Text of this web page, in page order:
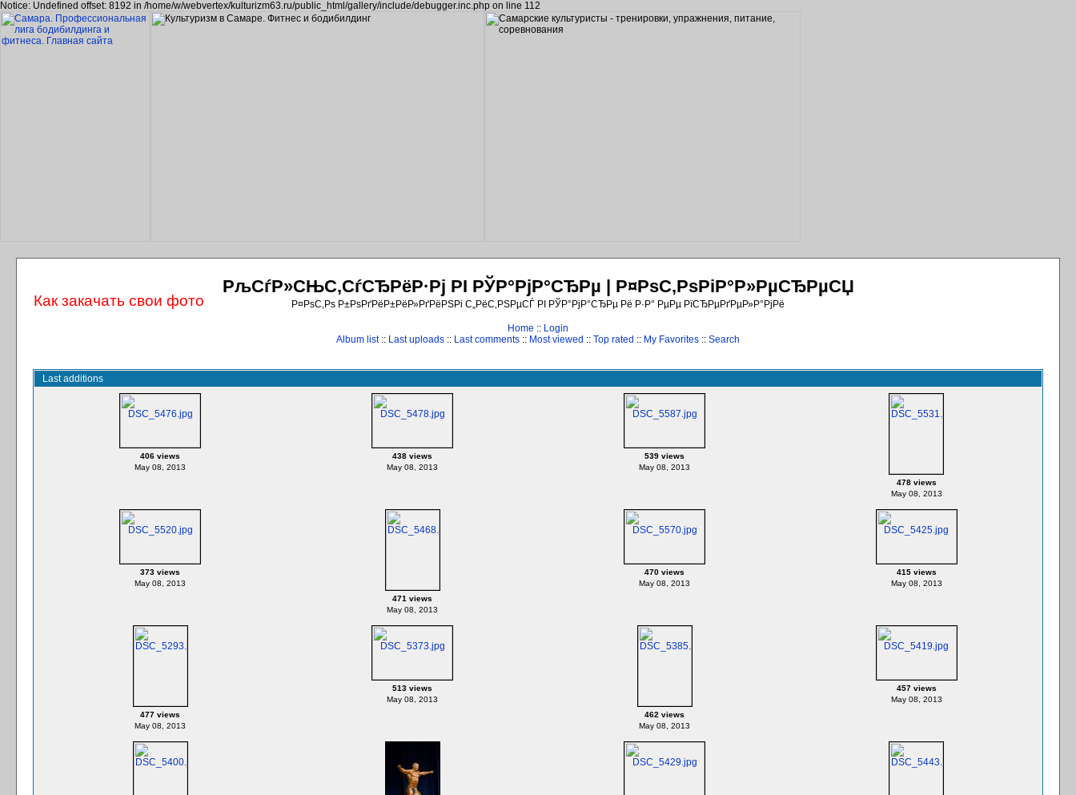
Notice: Undefined offset: 8192 in /home/w/webvertex/kulturizm63.ru/public_html/gallery/include/debugger.inc.php on line 112
РљСѓР»СЊС‚СѓСЂРёР·Рј РІ РЎР°РјР°СЂРµ | Р¤РѕС‚РѕРіР°Р»РµСЂРµСЏ
Р¤РѕС‚Рѕ Р±РѕРґРёР±РёР»РґРёРЅРі С„РёС‚РЅРµСЃ РІ РЎР°РјР°СЂРµ Рё Р·Р° РµРµ РїСЂРµРґРµР»Р°РјРё
Home :: Login
Album list:: Last uploads :: Last comments :: Most viewed :: Top rated :: My Favorites :: Search
Last additions
406 views
May 08, 2013
438 views
May 08, 2013
539 views
May 08, 2013
478 views
May 08, 2013
373 views
May 08, 2013
471 views
May 08, 2013
470 views
May 08, 2013
415 views
May 08, 2013
477 views
May 08, 2013
513 views
May 08, 2013
462 views
May 08, 2013
457 views
May 08, 2013
Как закачать свои фото